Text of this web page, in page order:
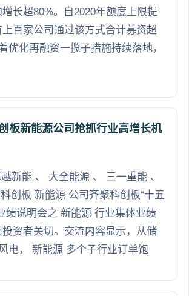
长超80%。自2020年额度上限提
百家公司通过该方式合计募资超
优化再融资一揽子措施持续落地，
板新能源公司抢抓行业高增长机
新能 、 大全能源 、 三一重能 、
创板 新能源 公司齐聚科创板“十五
绩说明会之 新能源 行业集体业绩
资者关切。交流内容显示，从储
电， 新能源 多个子行业订单饱